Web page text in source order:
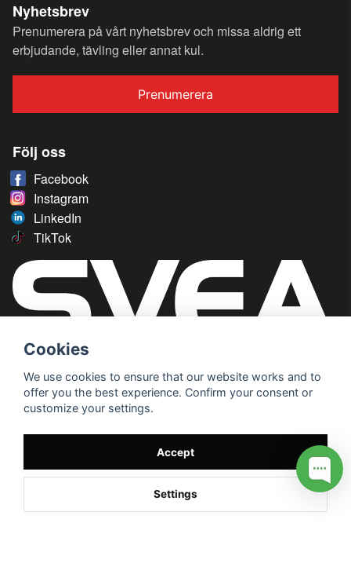
Nyhetsbrev
Prenumerera på vårt nyhetsbrev och missa aldrig ett
erbjudande, tävling eller annat kul.
Prenumerera
Följ oss
Facebook
Instagram
LinkedIn
TikTok
Cookies
We use cookies to ensure that our website works and to
offer you the best experience. Confirm your consent or
customize your settings.
Accept
Settings